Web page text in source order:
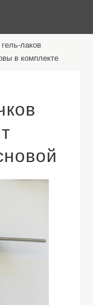
гель-лаков
в комплекте